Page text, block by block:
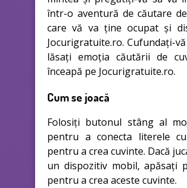
într-o aventură de căutare
care vă va ține ocupat și
Jocurigratuite.ro. Cufundați-
lăsați emoția căutării de
înceapă pe Jocurigratuite.ro.
Cum se joacă
Folosiți butonul stâng al
pentru a conecta literele
pentru a crea cuvinte. Dacă
un dispozitiv mobil, apăsați
pentru a crea aceste cuvinte.